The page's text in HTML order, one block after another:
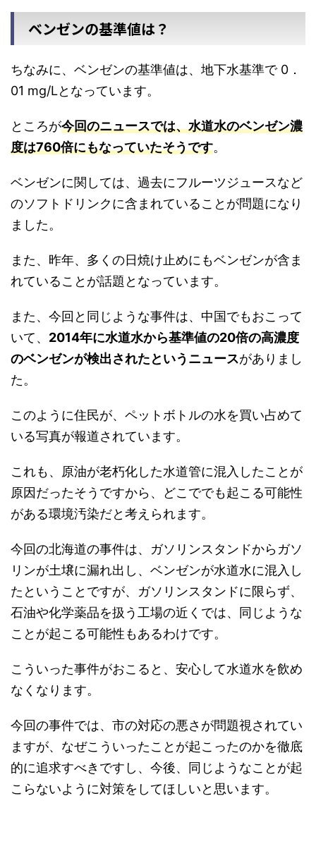
ベンゼンの基準値は？
ちなみに、ベンゼンの基準値は、地下水基準で 0．
01 mg/Lとなっています。
ところが今回のニュースでは、水道水のベンゼン濃
度は760倍にもなっていたそうです。
ベンゼンに関しては、過去にフルーツジュースなど
のソフトドリンクに含まれていることが問題になり
ました。
また、昨年、多くの日焼け止めにもベンゼンが含ま
れていることが話題となっています。
また、今回と同じような事件は、中国でもおこって
いて、 2014年に水道水から基準値の20倍の高濃度
のベンゼンが検出されたというニュースがありまし
た。
このように住民が、ペットボトルの水を買い占めて
いる写真が報道されています。
これも、原油が老朽化した水道管に混入したことが
原因だったそうですから、どこででも起こる可能性
がある環境汚染だと考えられます。
今回の北海道の事件は、ガソリンスタンドからガソ
リンが土壌に漏れ出し、ベンゼンが水道水に混入し
たということですが、ガソリンスタンドに限らず、
石油や化学薬品を扱う工場の近くでは、同じような
ことが起こる可能性もあるわけです。
こういった事件がおこると、安心して水道水を飲め
なくなります。
今回の事件では、市の対応の悪さが問題視されてい
ますが、なぜこういったことが起こったのかを徹底
的に追求すべきですし、今後、同じようなことが起
こらないように対策をしてほしいと思います。